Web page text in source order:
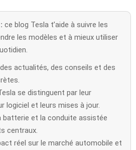
ce blog Tesla t’aide à suivre les
les modèles et à mieux utiliser
actualités, des conseils et des
se distinguent par leur
logiciel et leurs mises à jour.
batterie et la conduite assistée
centraux.
réel sur le marché automobile et